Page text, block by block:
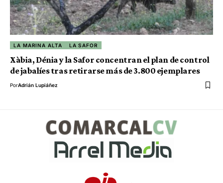
LA MARINA ALTA LA SAFOR
Xàbia, Dénia y la Safor concentran el plan de control
de jabalíes tras retirarse más de 3.800 ejemplares
PorAdrián Lupiáñez